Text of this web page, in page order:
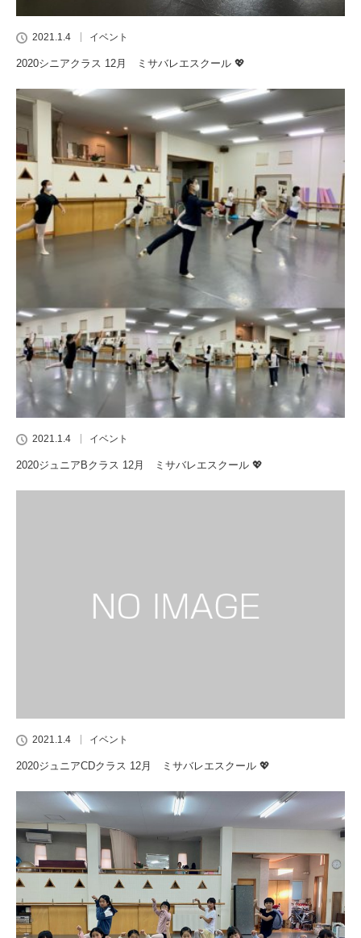
2021.1.4 イベント
2020シニアクラス 12月 ミサバレエスクール 💖
2021.1.4 イベント
2020ジュニアBクラス 12月 ミサバレエスクール 💖
2021.1.4 イベント
2020ジュニアCDクラス 12月 ミサバレエスクール 💖